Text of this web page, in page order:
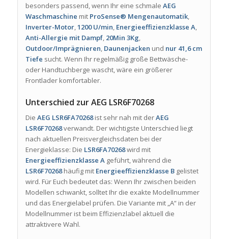
besonders passend, wenn Ihr eine schmale AEG
Waschmaschine mit ProSense® Mengenautomatik,
Inverter-Motor,1200 U/min, Energieeffizienzklasse A,
Anti-Allergie mit Dampf, 20Min 3Kg,
Outdoor/Imprägnieren, Daunenjacken und nur 41,6 cm
Tiefe sucht. Wenn Ihr regelmäßig große Bettwäsche-
oder Handtuchberge wascht, wäre ein größerer
Frontlader komfortabler.
Unterschied zur AEG LSR6F70268
Die AEG LSR6FA70268ist sehr nah mit derAEG
LSR6F70268verwandt. Der wichtigste Unterschied liegt
nach aktuellen Preisvergleichsdaten bei der
Energieklasse: Die LSR6FA70268wird mit
Energieeffizienzklasse Ageführt, während die
LSR6F70268häufig mit Energieeffizienzklasse Bgelistet
wird. Für Euch bedeutet das: Wenn Ihr zwischen beiden
Modellen schwankt, solltet Ihr die exakte Modellnummer
und das Energielabel prüfen. Die Variante mit „A“ in der
Modellnummer ist beim Effizienzlabel aktuell die
attraktivere Wahl.